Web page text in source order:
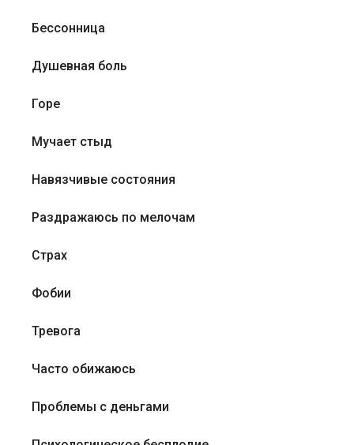
Бессонница
Душевная боль
Горе
Мучает стыд
Навязчивые состояния
Раздражаюсь по мелочам
Страх
Фобии
Тревога
Часто обижаюсь
Проблемы с деньгами